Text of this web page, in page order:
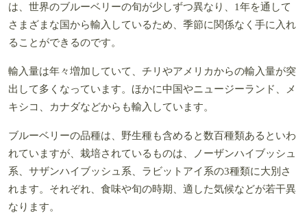
は、世界のブルーベリーの旬が少しずつ異なり、1年を通して
さまざまな国から輸入しているため、季節に関係なく手に入れ
ることができるのです。
輸入量は年々増加していて、チリやアメリカからの輸入量が突
出して多くなっています。ほかに中国やニュージーランド、メ
キシコ、カナダなどからも輸入しています。
ブルーベリーの品種は、野生種も含めると数百種類あるといわ
れていますが、栽培されているものは、ノーザンハイブッシュ
系、サザンハイブッシュ系、ラビットアイ系の3種類に大別さ
れます。それぞれ、食味や旬の時期、適した気候などが若干異
なります。